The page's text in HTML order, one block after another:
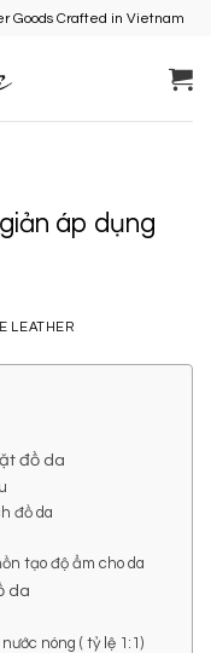
Goods Crafted in Vietnam
áp dụng
LEATHER
đồ da
đồ da
tạo độ ẩm cho da
da
nóng ( tỷ lệ 1:1)